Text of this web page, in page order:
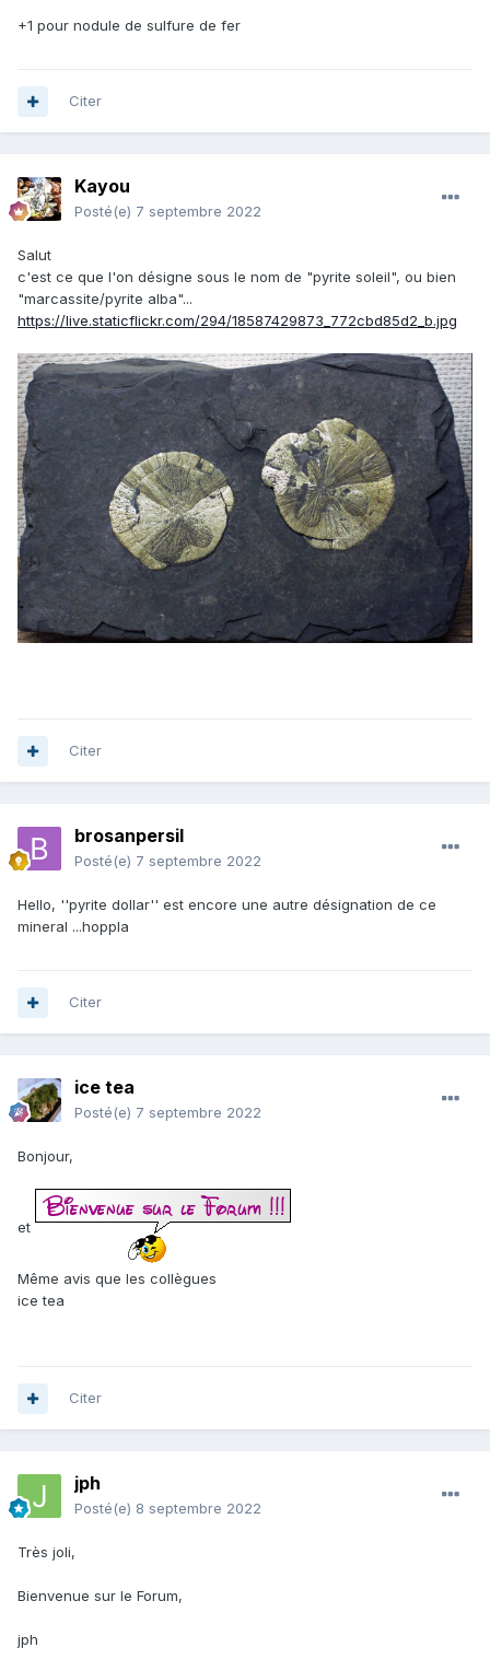
+1 pour nodule de sulfure de fer
Citer
Kayou
Posté(e) 7 septembre 2022
Salut
c'est ce que l'on désigne sous le nom de "pyrite soleil", ou bien
"marcassite/pyrite alba"...
https://live.staticflickr.com/294/18587429873_772cbd85d2_b.jpg
Citer
brosanpersil
Posté(e) 7 septembre 2022
Hello, ''pyrite dollar'' est encore une autre désignation de ce
mineral ...hoppla
Citer
ice tea
Posté(e) 7 septembre 2022
Bonjour,
et
Même avis que les collègues
ice tea
Citer
jph
Posté(e) 8 septembre 2022
Très joli,
Bienvenue sur le Forum,
jph